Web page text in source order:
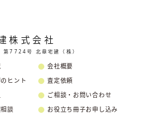
株式会社
第7724号 北章宅建（株）
ヒント
談
会社概要
査定依頼
ご相談・お問い合わせ
お役立ち冊子お申し込み